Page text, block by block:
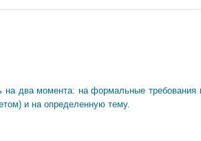
на два момента: на формальные требования
и на определенную тему.